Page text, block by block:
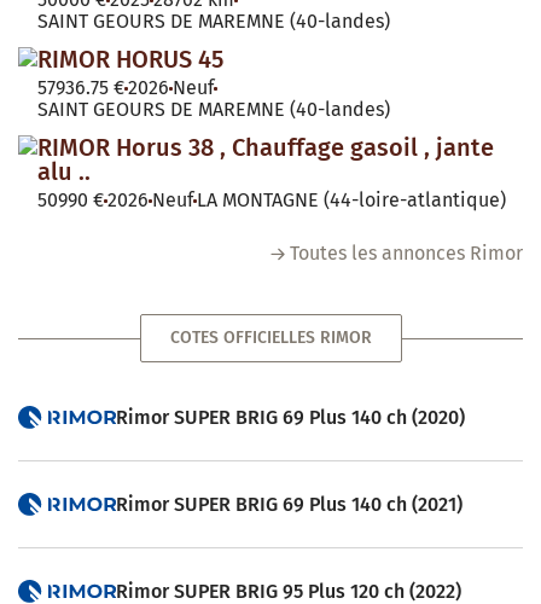
SAINT GEOURS DE MAREMNE (40-landes)
RIMOR HORUS 45
57936.75 €2026 Neuf
SAINT GEOURS DE MAREMNE (40-landes)
RIMOR Horus 38 , Chauffage gasoil , jante
alu ..
50990 €2026 Neuf LA MONTAGNE (44-loire-atlantique)
Toutes les annonces Rimor
COTES OFFICIELLES RIMOR
Rimor SUPER BRIG 69 Plus 140 ch (2020)
Rimor SUPER BRIG 69 Plus 140 ch (2021)
Rimor SUPER BRIG 95 Plus 120 ch (2022)